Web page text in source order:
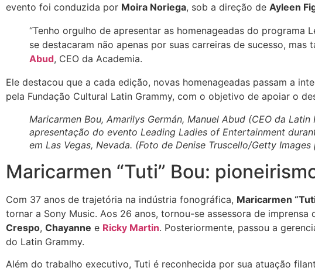
evento foi conduzida por Moira Noriega, sob a direção de Ayleen
“Tenho orgulho de apresentar as homenageadas do
se destacaram não apenas por suas carreiras de sucesso,
Abud, CEO da Academia.
Ele destacou que a cada edição, novas homenageadas passam a
pela Fundação Cultural Latin Grammy, com o objetivo de apoiar o
Maricarmen Bou, Amarilys Germán, Manuel Abud (CEO da
apresentação do evento Leading Ladies of Entertainment
em Las Vegas, Nevada. (Foto de Denise Truscello/Getty
Maricarmen “Tuti” Bou:
Com 37 anos de trajetória na indústria fonográfica, Maricarmen
tornar a Sony Music. Aos 26 anos, tornou-se assessora de
Crespo, Chayanne e Ricky Martin. Posteriormente, passou a
do Latin Grammy.
Além do trabalho executivo, Tuti é reconhecida por sua atuação